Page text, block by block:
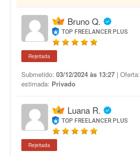
Bruno Q.
TOP FREELANCER PLUS
Rejeitada
Submetido: 03/12/2024 às 13:27 | Oferta:
estimada: Privado
Luana R.
TOP FREELANCER PLUS
Rejeitada